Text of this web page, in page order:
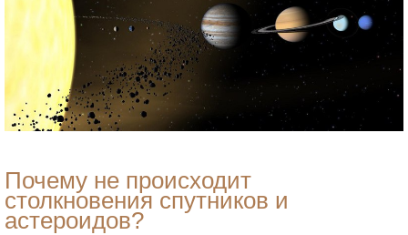
Почему не происходит
столкновения спутников и
астероидов?